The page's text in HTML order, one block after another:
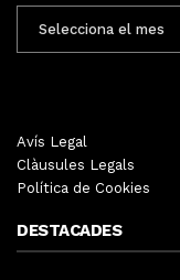
MENSUALS
Avís Legal
Clàusules Legals
Política de Cookies
DESTACADES